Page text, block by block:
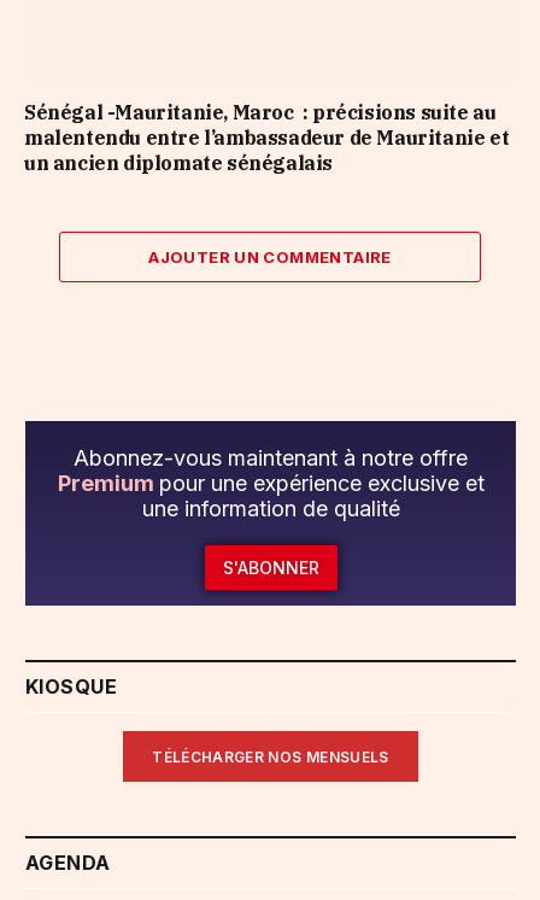
Sénégal -Mauritanie, Maroc : précisions suite au
malentendu entre l’ambassadeur de Mauritanie et
un ancien diplomate sénégalais
AJOUTER UN COMMENTAIRE
Abonnez-vous maintenant à notre offre
Premium pour une expérience exclusive et
une information de qualité
S'ABONNER
KIOSQUE
TÉLÉCHARGER NOS MENSUELS
AGENDA